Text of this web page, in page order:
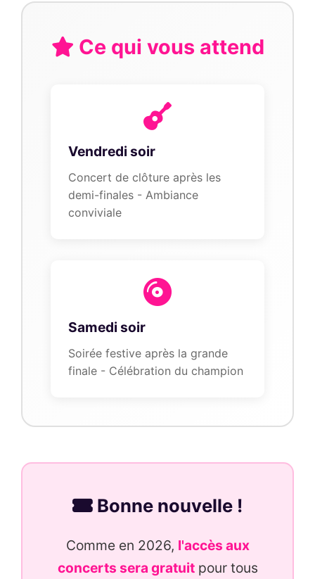
Ce qui vous attend
Vendredi soir
Concert de clôture après les
demi-finales - Ambiance
conviviale
Samedi soir
Soirée festive après la grande
finale - Célébration du champion
Bonne nouvelle !
Comme en 2026, l'accès aux
concerts sera gratuitpour tous